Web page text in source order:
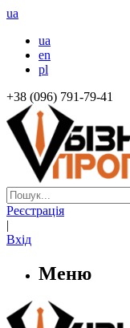
ua
ua
en
pl
+38 (096) 791-79-41
Реєстрація
|
Вхід
Меню